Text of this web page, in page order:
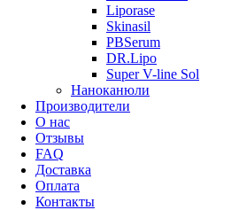
Liporase
Skinasil
PBSerum
DR.Lipo
Super V-line Sol
Наноканюли
Производители
О нас
Отзывы
FAQ
Доставка
Оплата
Контакты